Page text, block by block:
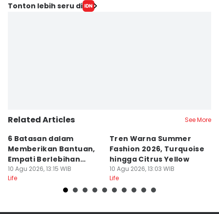
Tonton lebih seru di
Related Articles See More
6 Batasan dalam
Memberikan Bantuan,
Empati Berlebihan
Kurang Tepat
10 Agu 2026, 13:15 WIB
Life
Tren Warna Summer
Fashion 2026, Turquoise
hingga Citrus Yellow
10 Agu 2026, 13:03 WIB
Life